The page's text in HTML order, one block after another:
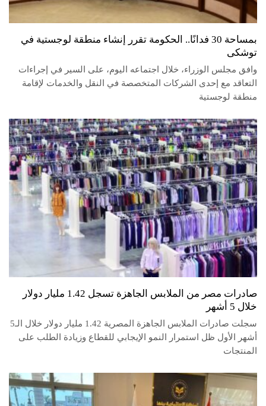
بمساحة 30 فدانًا.. الحكومة تقرر إنشاء منطقة لوجستية في
توشكى
وافق مجلس الوزراء، خلال اجتماعه اليوم، على السير في إجراءات
التعاقد مع إحدى الشركات المتخصصة في النقل والخدمات لإقامة
منطقة لوجستية
صادرات مصر من الملابس الجاهزة تسجل 1.42 مليار دولار
خلال 5 أشهر
سجلت صادرات الملابس الجاهزة المصرية 1.42 مليار دولار خلال الـ5
أشهر الأول ظل استمرار النمو الإيجابي للقطاع وزيادة الطلب على
المنتجات